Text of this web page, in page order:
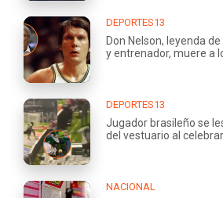
DEPORTES13
Don Nelson, leyenda
y entrenador, muere a
DEPORTES13
Jugador brasileño se
del vestuario al
NACIONAL